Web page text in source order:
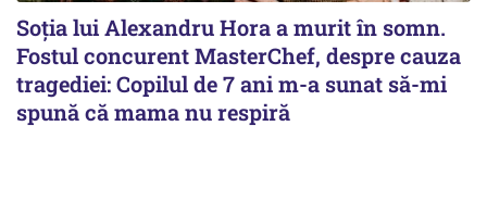
Soția lui Alexandru Hora a murit în somn.
Fostul concurent MasterChef, despre cauza
tragediei: Copilul de 7 ani m-a sunat să-mi
spună că mama nu respiră